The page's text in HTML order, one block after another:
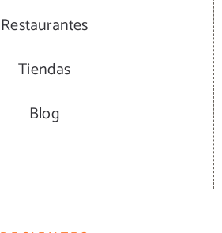
Restaurantes
Tiendas
Blog